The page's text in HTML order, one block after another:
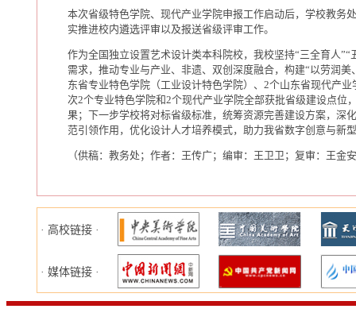
本次省级特色学院、现代产业学院申报工作启动后，学校教务
实推进校内遴选评审以及报送省级评审工作。
作为全国独立设置艺术设计类本科院校，我校坚持“三全育人
需求，推动专业与产业、非遗、双创深度融合，构建“以劳润
东省专业特色学院（工业设计特色学院）、2个山东省现代产
次2个专业特色学院和2个现代产业学院全部获批省级建设点位
果；下一步学校将对标省级标准，统筹资源完善建设方案，深
范引领作用，优化设计人才培养模式，助力我省数字创意与新
（供稿：教务处；作者：王传广；编审：王卫卫；复审：王金
· 高校链接 ·
· 媒体链接 ·